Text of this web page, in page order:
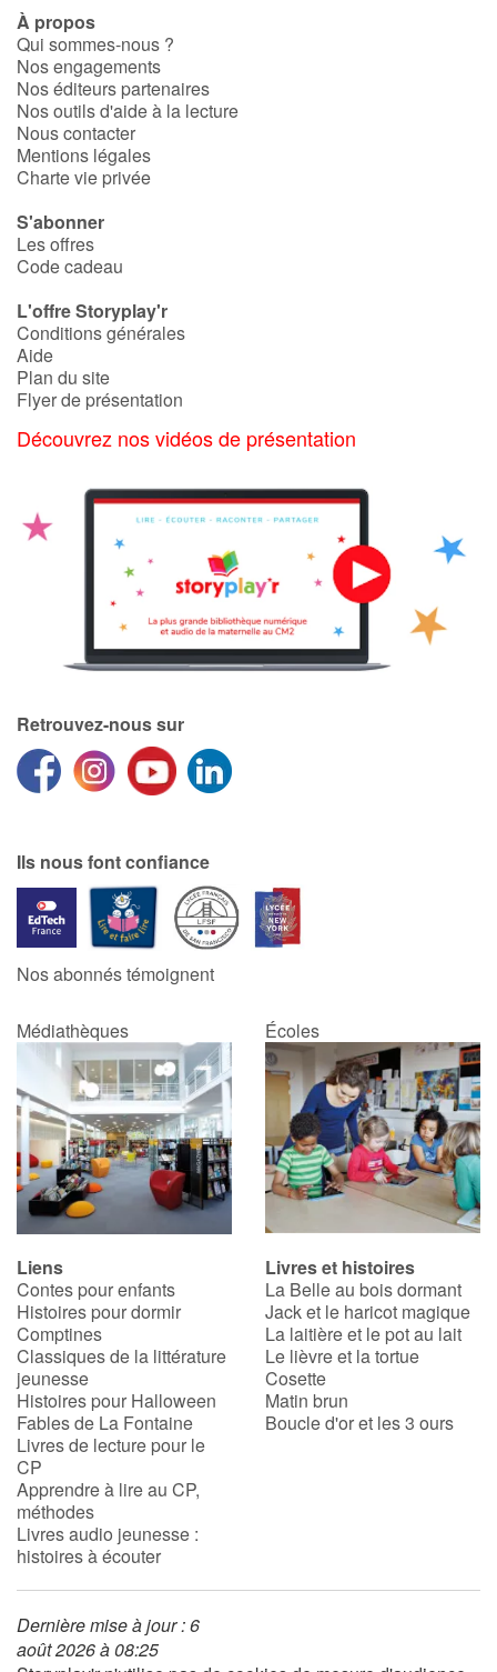
À propos
Qui sommes-nous ?
Nos engagements
Nos éditeurs partenaires
Nos outils d'aide à la lecture
Nous contacter
Mentions légales
Charte vie privée
S'abonner
Les offres
Code cadeau
L'offre Storyplay'r
Conditions générales
Aide
Plan du site
Flyer de présentation
Découvrez nos vidéos de présentation
Retrouvez-nous sur
Ils nous font confiance
Nos abonnés témoignent
Médiathèques Écoles
Liens
Contes pour enfants
Histoires pour dormir
Comptines
Classiques de la littérature
jeunesse
Histoires pour Halloween
Fables de La Fontaine
Livres de lecture pour le
CP
Apprendre à lire au CP,
méthodes
Livres audio jeunesse :
histoires à écouter
Livres et histoires
La Belle au bois dormant
Jack et le haricot magique
La laitière et le pot au lait
Le lièvre et la tortue
Cosette
Matin brun
Boucle d'or et les 3 ours
Dernière mise à jour : 6
août 2026 à 08:25